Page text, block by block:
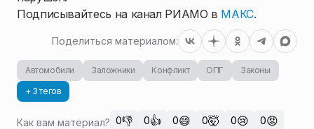
Подписывайтесь на канал РИАМО в МАКС.
Поделиться материалом:
Автомобили Заложники Конфликт ОПГ
Законы
+ 3 тегов
Как вам материал? 0👎 0👍 0😄 0🤯 0😢 0😡